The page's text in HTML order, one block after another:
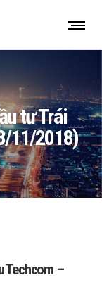
tư Trái
11/2018)
Techcom –